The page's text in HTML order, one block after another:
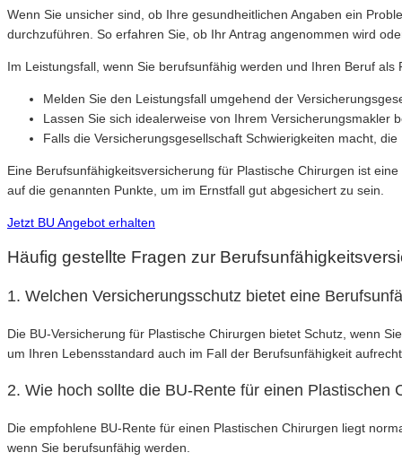
Wenn Sie unsicher sind, ob Ihre gesundheitlichen Angaben ein
durchzuführen. So erfahren Sie, ob Ihr Antrag angenommen wird
Im Leistungsfall, wenn Sie berufsunfähig werden und Ihren Beruf
Melden Sie den Leistungsfall umgehend der
Lassen Sie sich idealerweise von Ihrem Versicherungsmakler
Falls die Versicherungsgesellschaft Schwierigkeiten macht,
Eine Berufsunfähigkeitsversicherung für Plastische Chirurgen ist
auf die genannten Punkte, um im Ernstfall gut abgesichert zu sein.
Jetzt BU Angebot erhalten
Häufig gestellte Fragen zur
1. Welchen Versicherungsschutz bietet eine
Die BU-Versicherung für Plastische Chirurgen bietet Schutz, wenn
um Ihren Lebensstandard auch im Fall der Berufsunfähigkeit
2. Wie hoch sollte die BU-Rente für einen Plastischen
Die empfohlene BU-Rente für einen Plastischen Chirurgen liegt
wenn Sie berufsunfähig werden.